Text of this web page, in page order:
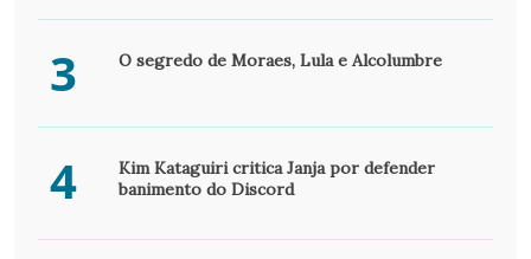
3 O segredo de Moraes, Lula e Alcolumbre
4
Kim Kataguiri critica Janja por defender
banimento do Discord